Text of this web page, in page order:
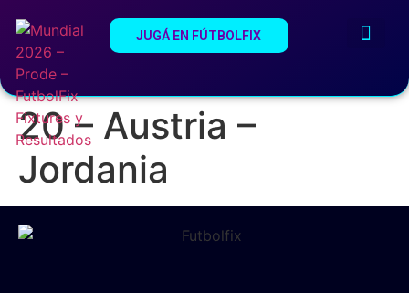
JUGÁ EN FÚTBOLFIX
20 – Austria –
Jordania